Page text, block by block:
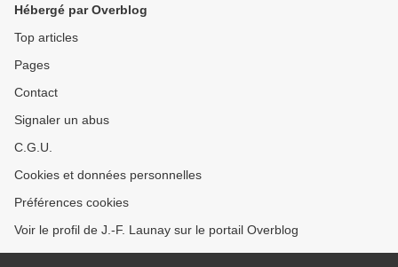
Hébergé par Overblog
Top articles
Pages
Contact
Signaler un abus
C.G.U.
Cookies et données personnelles
Préférences cookies
Voir le profil de J.-F. Launay sur le portail Overblog